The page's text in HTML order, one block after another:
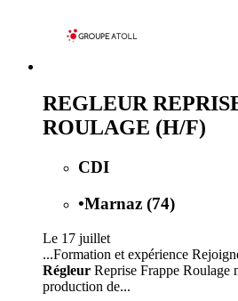
REGLEUR
ROULAGE (H/F)
CDI
•Marnaz (74)
Le 17 juillet
...Formation et expérience
Régleur Reprise Frappe Roulage
production de...